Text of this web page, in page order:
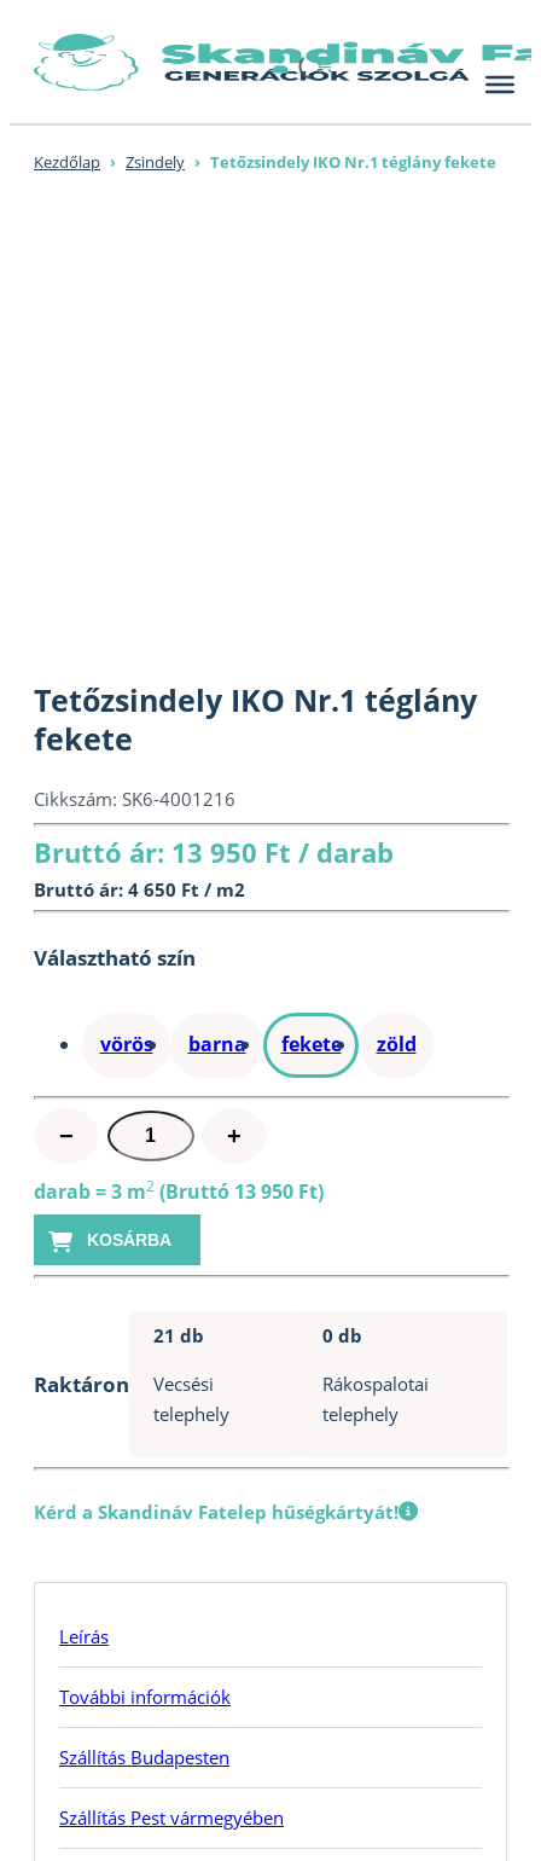
content
Kezdőlap › Zsindely › Tetőzsindely IKO Nr.1 téglány fekete
Tetőzsindely IKO Nr.1 téglány
fekete
Cikkszám: SK6-4001216
Bruttó ár: 13 950 Ft / darab
Bruttó ár: 4 650 Ft / m2
Választható szín
vörös barna fekete zöld
−
Tetőzsindely
IKO
Nr.1
téglány
fekete
mennyiség
+
darab = 3 m2 (Bruttó 13 950 Ft)
KOSÁRBA
Raktáron
21 db
Vecsési
telephely
0 db
Rákospalotai
telephely
Kérd a Skandináv Fatelep hűségkártyát!
Leírás
További információk
Szállítás Budapesten
Szállítás Pest vármegyében